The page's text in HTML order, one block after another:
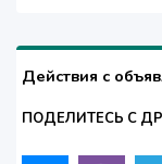
Действия с
ПОДЕЛИТЕСЬ С